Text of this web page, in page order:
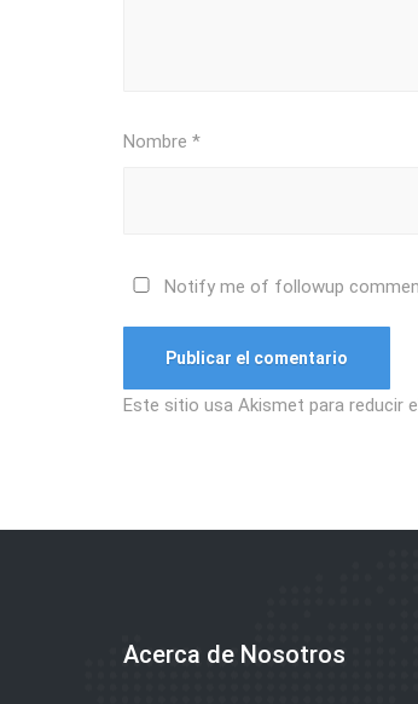
Nombre *
Notify me of followup
Este sitio usa Akismet para reducir
Acerca de Nosotros